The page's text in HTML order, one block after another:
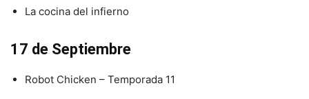
La cocina del infierno
17 de Septiembre
Robot Chicken – Temporada 11